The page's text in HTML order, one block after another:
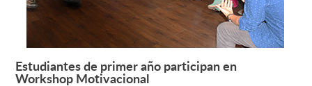
Leer más +
Estudiantes de primer año participan en
Workshop Motivacional